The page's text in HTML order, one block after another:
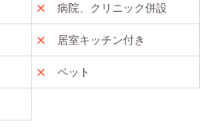
病院、クリニック併設
居室キッチン付き
ペット